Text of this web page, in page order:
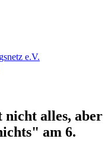
e.V.
alles, aber
am 6.